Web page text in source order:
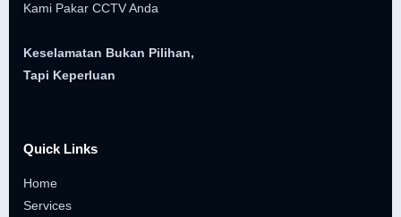
Kami Pakar CCTV Anda
Keselamatan Bukan Pilihan,
Tapi Keperluan
Quick Links
Home
Services